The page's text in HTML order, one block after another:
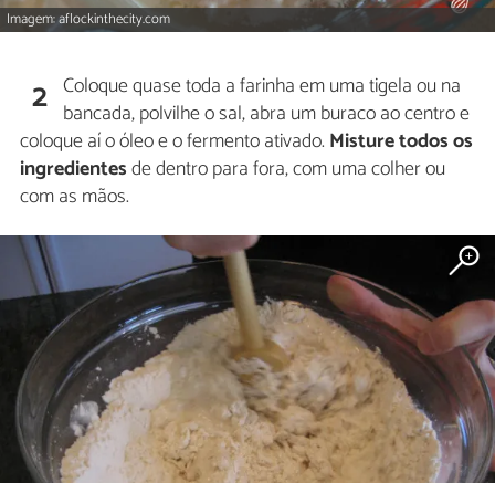
Imagem: aflockinthecity.com
2 Coloque quase toda a farinha em uma tigela ou na
bancada, polvilhe o sal, abra um buraco ao centro e
coloque aí o óleo e o fermento ativado. Misture todos os
ingredientesde dentro para fora, com uma colher ou
com as mãos.